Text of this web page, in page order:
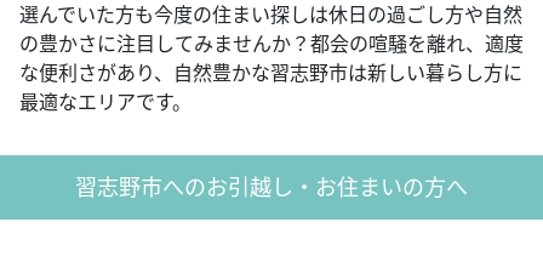
選んでいた方も今度の住まい探しは休日の過ごし方や自然
の豊かさに注目してみませんか？都会の喧騒を離れ、適度
な便利さがあり、自然豊かな習志野市は新しい暮らし方に
最適なエリアです。
習志野市へのお引越し・お住まいの方へ